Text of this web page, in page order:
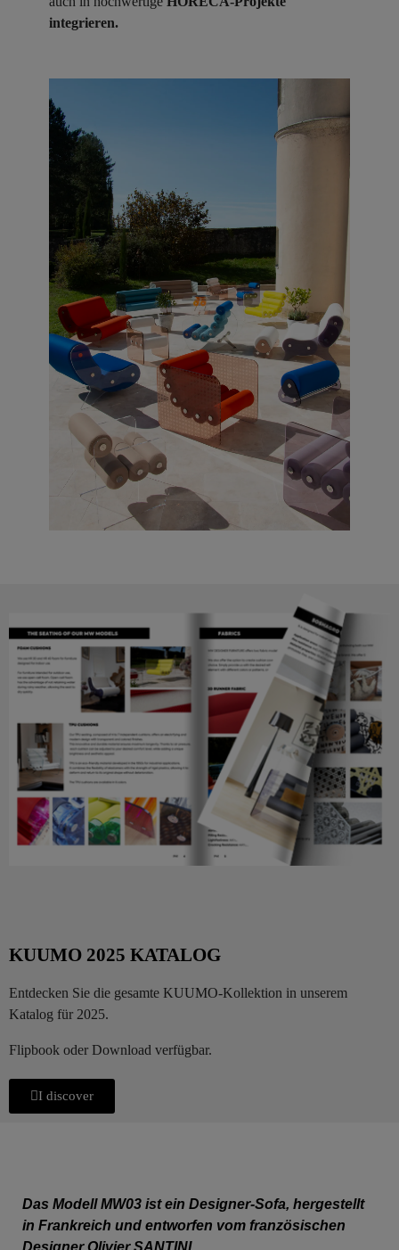
integrieren.
KUUMO 2025 KATALOG
Entdecken Sie die gesamte KUUMO-Kollektion in unserem
Katalog für 2025.
Flipbook oder Download verfügbar.
I discover
Das Modell MW03 ist ein Designer-Sofa, hergestellt
in Frankreich und entworfen vom französischen